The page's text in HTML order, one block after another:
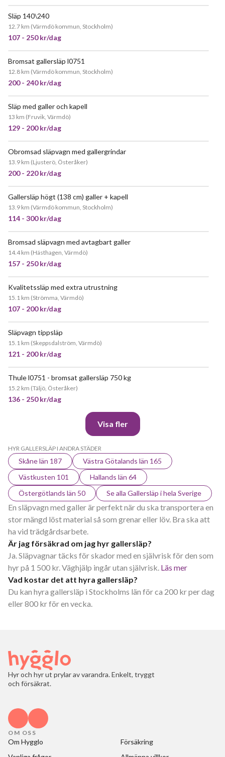
Släp 140\240
12.7 km (Värmdö kommun, Stockholm)
107 - 250 kr/dag
Bromsat gallersläp l0751
12.8 km (Värmdö kommun, Stockholm)
200 - 240 kr/dag
Släp med galler och kapell
13 km (Fruvik, Värmdö)
129 - 200 kr/dag
Obromsad släpvagn med gallergrindar
13.9 km (Ljusterö, Österåker)
200 - 220 kr/dag
Gallersläp högt (138 cm) galler + kapell
13.9 km (Värmdö kommun, Stockholm)
114 - 300 kr/dag
Bromsad släpvagn med avtagbart galler
14.4 km (Hästhagen, Värmdö)
157 - 250 kr/dag
Kvalitetssläp med extra utrustning
15.1 km (Strömma, Värmdö)
107 - 200 kr/dag
Släpvagn tippsläp
15.1 km (Skeppsdalström, Värmdö)
121 - 200 kr/dag
Thule l0751 - bromsat gallersläp 750 kg
15.2 km (Täljö, Österåker)
136 - 250 kr/dag
Visa fler
HYR GALLERSLÄP I ANDRA STÄDER
Skåne län 187
Västra Götalands län 165
Västkusten 101
Hallands län 64
Östergötlands län 50
Se alla Gallersläp i hela Sverige
En släpvagn med galler är perfekt när du ska transportera en
stor mängd löst material så som grenar eller löv. Bra ska att
ha vid trädgårdsarbete.
Är jag försäkrad om jag hyr gallersläp?
Ja. Släpvagnar täcks för skador med en självrisk för den som
hyr på 1 500 kr. Väghjälp ingår utan självrisk. Läs mer
Vad kostar det att hyra gallersläp?
Du kan hyra gallersläp i Stockholms län för ca 200 kr per dag
eller 800 kr för en vecka.
Hyr och hyr ut prylar av varandra. Enkelt, tryggt
och försäkrat.
OM OSS
Om Hygglo
Försäkring